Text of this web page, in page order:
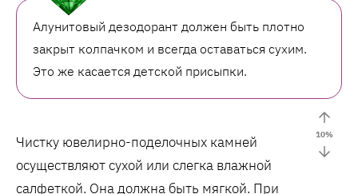
Алунитовый дезодорант должен быть плотно
закрыт колпачком и всегда оставаться сухим.
Это же касается детской присыпки.
Чистку ювелирно-поделочных камней
осуществляют сухой или слегка влажной
салфеткой. Она должна быть мягкой. При
10%